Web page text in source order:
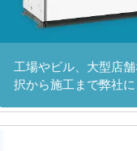
工場やビル、大型店
択から施工まで弊社に